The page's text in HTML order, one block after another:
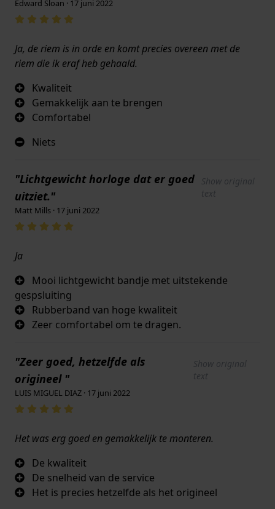
Edward Sloan · 17 juni 2022
Ja, de riem is in orde en komt precies overeen met de
riem die ik eraf heb gehaald.
Kwaliteit
Gemakkelijk aan te brengen
Comfortabel
Niets
"Lichtgewicht horloge dat er goed
uitziet."
Show original
text
Matt Mills · 17 juni 2022
Ja
Mooi lichtgewicht bandje met uitstekende
gespsluiting
Rubberband van hoge kwaliteit
Zeer comfortabel om te dragen.
"Zeer goed, hetzelfde als
origineel "
Show original
text
LUIS MIGUEL DIAZ · 17 juni 2022
Het was erg goed en gemakkelijk te monteren.
De kwaliteit
De snelheid van de service
Het is precies hetzelfde als het origineel